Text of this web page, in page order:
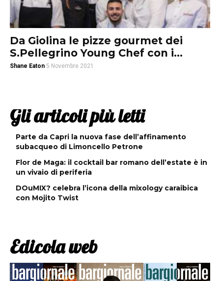
Da Giolina le pizze gourmet dei
S.Pellegrino Young Chef con i...
Shane Eaton 5 Novembre 2021
Gli articoli più letti
Parte da Capri la nuova fase dell’affinamento
subacqueo di Limoncello Petrone
Flor de Maga: il cocktail bar romano dell’estate è in
un vivaio di periferia
DOuMIX? celebra l’icona della mixology caraibica
con Mojito Twist
Edicola web